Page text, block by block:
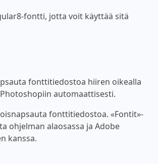
fontti, jotta voit käyttää sitä
fonttitiedostoa hiiren oikealla
automaattisesti.
fonttitiedostoa. «Fontit»-
ohjelman alaosassa ja Adobe
kanssa.